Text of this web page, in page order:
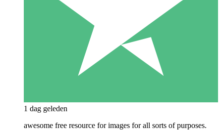
1 dag geleden
awesome free resource for images for all sorts of purposes.